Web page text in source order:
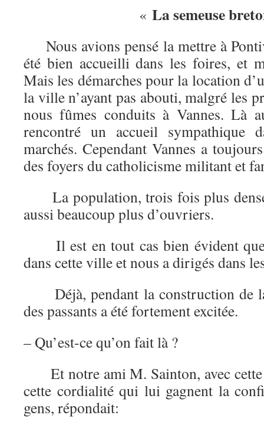
« La semeuse
Nous avions pensé la mettre à
été bien accueilli dans les foires, et
Mais les démarches pour la location
la ville n’ayant pas abouti, malgré les
nous fûmes conduits à Vannes. Là
rencontré un accueil sympathique
marchés. Cependant Vannes a
des foyers du catholicisme militant et
La population, trois fois plus
aussi beaucoup plus d’ouvriers.
Il est en tout cas bien évident que
dans cette ville et nous a dirigés dans
Déjà, pendant la construction de
des passants a été fortement excitée.
– Qu’est-ce qu’on fait là ?
Et notre ami M. Sainton, avec cette
cette cordialité qui lui gagnent la
gens, répondait: